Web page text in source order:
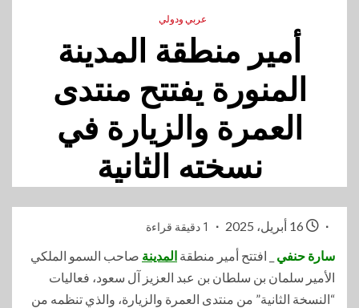
عربي ودولي
أمير منطقة المدينة
المنورة يفتتح منتدى
العمرة والزيارة في
نسخته الثانية
1 دقيقة قراءة
سارة حنفي _ افتتح أمير منطقة المدينة صاحب السمو الملكي
الأمير سلمان بن سلطان بن عبد العزيز آل سعود، فعاليات
“النسخة الثانية” من منتدى العمرة والزيارة، والذي تنظمه من